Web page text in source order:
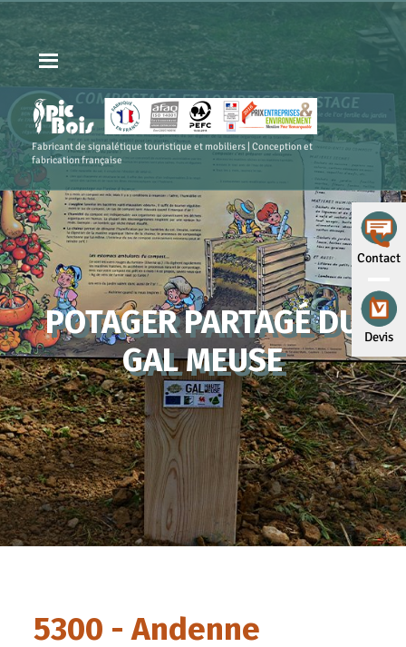
Contact
Devis
Fabricant de signalétique touristique et mobiliers | Conception et
fabrication française
POTAGER PARTAGÉ DU
GAL MEUSE
5300 - Andenne